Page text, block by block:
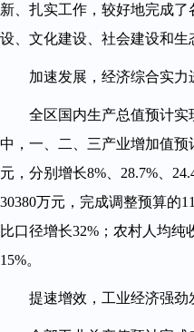
新、扎实工作，较好地完成
设、文化建设、社会建设和生
加速发展，经济综合实力
全区国内生产总值预计实
中，一、二、三产业增加值预
元，分别增长8%、28.7%、
30380万元，完成调整预算的
比口径增长32%；农村人均纯
15%。
提速增效，工业经济强劲